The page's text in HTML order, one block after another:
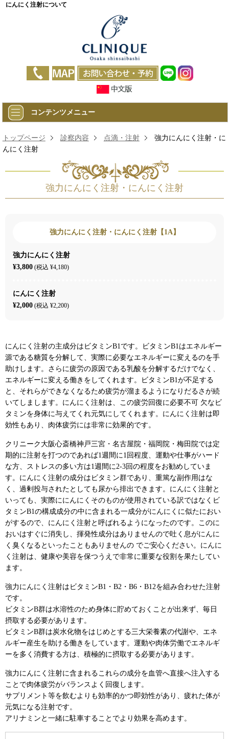
にんにく注射について
コンテンツメニュー
トップページ 診察内容 点滴・注射
強力にんにく注射・に
んにく注射
強力にんにく注射・にんにく注射
強力にんにく注射・にんにく注射【1A】
強力にんにく注射
¥3,800(税込 ¥4,180)
にんにく注射
¥2,000(税込 ¥2,200)
にんにく注射の主成分はビタミンB1です。ビタミンB1はエネルギー
源である糖質を分解して、実際に必要なエネルギーに変えるのを手
助けします。さらに疲労の原因である乳酸を分解するだけでなく、
エネルギーに変える働きをしてくれます。ビタミンB1が不足する
と、それらができなくなるため疲労が溜まるようになりだるさが続
いてしまします。にんにく注射は、この疲労回復に必要不可 欠なビ
タミンを身体に与えてくれ元気にしてくれます。にんにく注射は即
効性もあり、肉体疲労には非常に効果的です。
クリニーク大阪心斎橋神戸三宮・名古屋院・福岡院・梅田院では定
期的に注射を打つのであれば1週間に1回程度、運動や仕事がハード
な方、ストレスの多い方は1週間に2-3回の程度をお勧めしていま
す。にんにく注射の成分はビタミン群であり、重篤な副作用はな
く、過剰投与されたとしても尿から排出できます。にんにく注射と
いっても、実際ににんにくそのものが使用されている訳ではなくビ
タミンB1の構成成分の中に含まれる一成分がにんにくに似たにおい
がするので、にんにく注射と呼ばれるようになったのです。このに
おいはすぐに消失し、揮発性成分はありませんので吐く息がにんに
く臭くなるといったこともありませんの でご安心ください。にんに
く注射は、健康や美容を保つうえで非常に重要な役割を果たしてい
ます。
強力にんにく注射はビタミンB1・B2・B6・B12を組み合わせた注射
です。
ビタミンB群は水溶性のため身体に貯めておくことが出来ず、毎日
摂取する必要があります。
ビタミンB群は炭水化物をはじめとする三大栄養素の代謝や、エネ
ルギー産生を助ける働きをしています。運動や肉体労働でエネルギ
ーを多く消費する方は、積極的に摂取する必要があります。
強力にんにく注射に含まれるこれらの成分を血管へ直接へ注入する
ことで肉体疲労がバランスよく回復します。
サプリメント等を飲むよりも効率的かつ即効性があり、疲れた体が
元気になる注射です。
アリナミンと一緒に駐車することでより効果を高めます。